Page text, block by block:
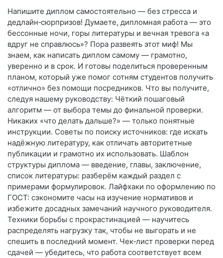
Напишите диплом самостоятельно — без стресса и
дедлайн‑сюрпризов! Думаете, дипломная работа — это
бессонные ночи, горы литературы и вечная тревога «а
вдруг не справлюсь»? Пора развеять этот миф! Мы
знаем, как написать диплом самому — грамотно,
уверенно и в срок. И готовы поделиться проверенным
планом, который уже помог сотням студентов получить
«отлично» без помощи посредников. Что вы получите,
следуя нашему руководству: Чёткий пошаговый
алгоритм — от выбора темы до финальной проверки.
Никаких «что делать дальше?» — только понятные
инструкции. Советы по поиску источников: где искать
надёжную литературу, как отличать авторитетные
публикации и грамотно их использовать. Шаблон
структуры диплома — введение, главы, заключение,
список литературы: разберём каждый раздел с
примерами формулировок. Лайфхаки по оформлению по
ГОСТ: сэкономите часы на изучение нормативов и
избежите досадных замечаний научного руководителя.
Техники борьбы с прокрастинацией — научитесь
распределять нагрузку так, чтобы не выгорать и не
спешить в последний момент. Чек‑лист проверки перед
сдачей — убедитесь, что работа соответствует всем